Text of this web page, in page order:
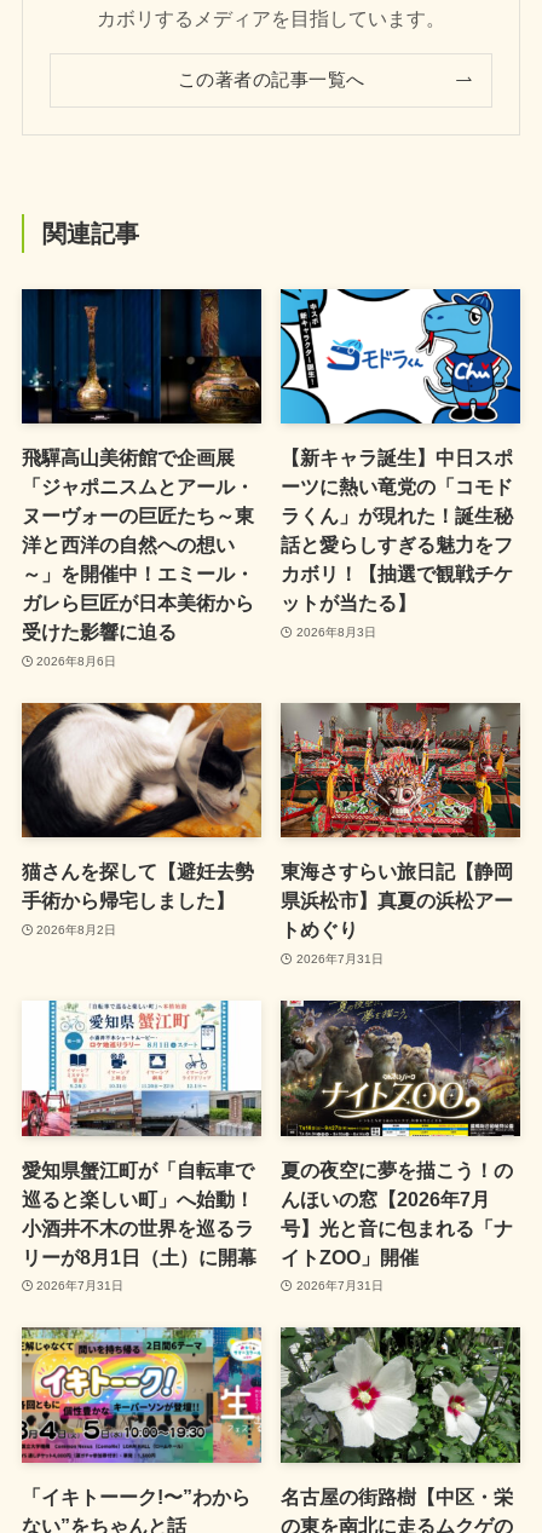
カボリするメディアを目指しています。
この著者の記事一覧へ
関連記事
飛驒高山美術館で企画展
「ジャポニスムとアール・
ヌーヴォーの巨匠たち～東
洋と西洋の自然への想い
～」を開催中！エミール・
ガレら巨匠が日本美術から
受けた影響に迫る
2026年8月6日
【新キャラ誕生】中日スポ
ーツに熱い竜党の「コモド
ラくん」が現れた！誕生秘
話と愛らしすぎる魅力をフ
カボリ！【抽選で観戦チケ
ットが当たる】
2026年8月3日
猫さんを探して【避妊去勢
手術から帰宅しました】
2026年8月2日
東海さすらい旅日記【静岡
県浜松市】真夏の浜松アー
トめぐり
2026年7月31日
愛知県蟹江町が「自転車で
巡ると楽しい町」へ始動！
小酒井不木の世界を巡るラ
リーが8月1日（土）に開幕
2026年7月31日
夏の夜空に夢を描こう！の
んほいの窓【2026年7月
号】光と音に包まれる「ナ
イトZOO」開催
2026年7月31日
「イキトーーク!〜”わから
ない”をちゃんと話
名古屋の街路樹【中区・栄
の東を南北に走るムクゲの